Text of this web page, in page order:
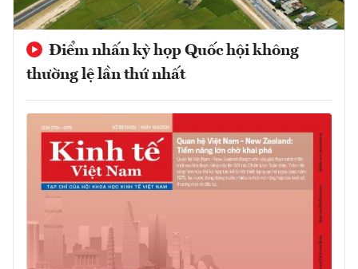
Điểm nhấn kỳ họp Quốc hội không
thường lệ lần thứ nhất